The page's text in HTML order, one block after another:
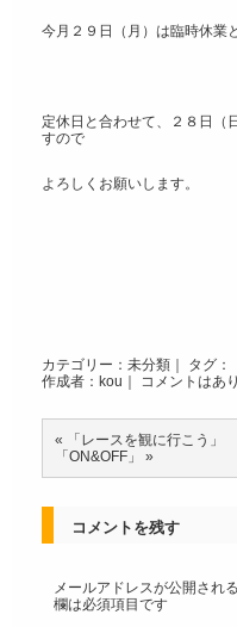
今月２９日（月）は臨時休業
定休日と合わせて、２８日（
すので
よろしくお願いします。
カテゴリー： 未分類 ｜ タグ：
作成者：kou｜ コメントはあ
«
「レースを観に行こう」
「ON&OFF」
»
コメントを残す
メールアドレスが公開され
欄は必須項目です